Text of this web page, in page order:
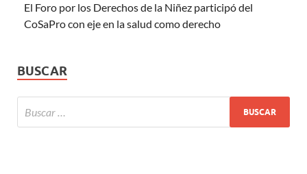
El Foro por los Derechos de la Niñez participó del
CoSaPro con eje en la salud como derecho
BUSCAR